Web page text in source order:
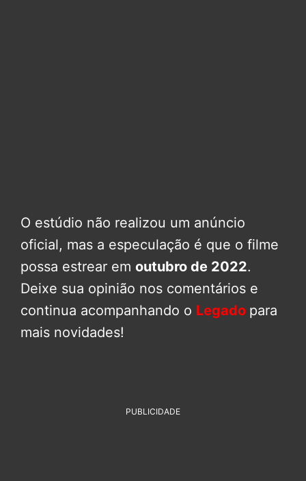
O estúdio não realizou um anúncio
oficial, mas a especulação é que o filme
possa estrear em outubro de 2022.
Deixe sua opinião nos comentários e
continua acompanhando o Legado para
mais novidades!
PUBLICIDADE